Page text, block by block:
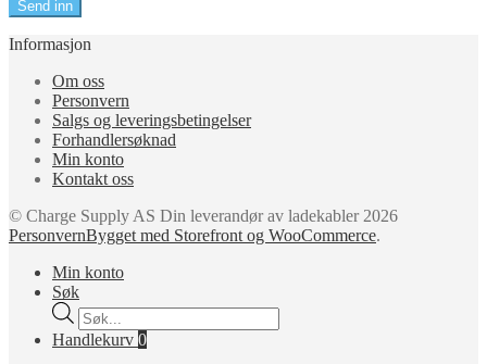
Informasjon
Om oss
Personvern
Salgs og leveringsbetingelser
Forhandlersøknad
Min konto
Kontakt oss
© Charge Supply AS Din leverandør av ladekabler 2026
PersonvernBygget med Storefront og WooCommerce.
Min konto
Søk
Products
search
Handlekurv 0